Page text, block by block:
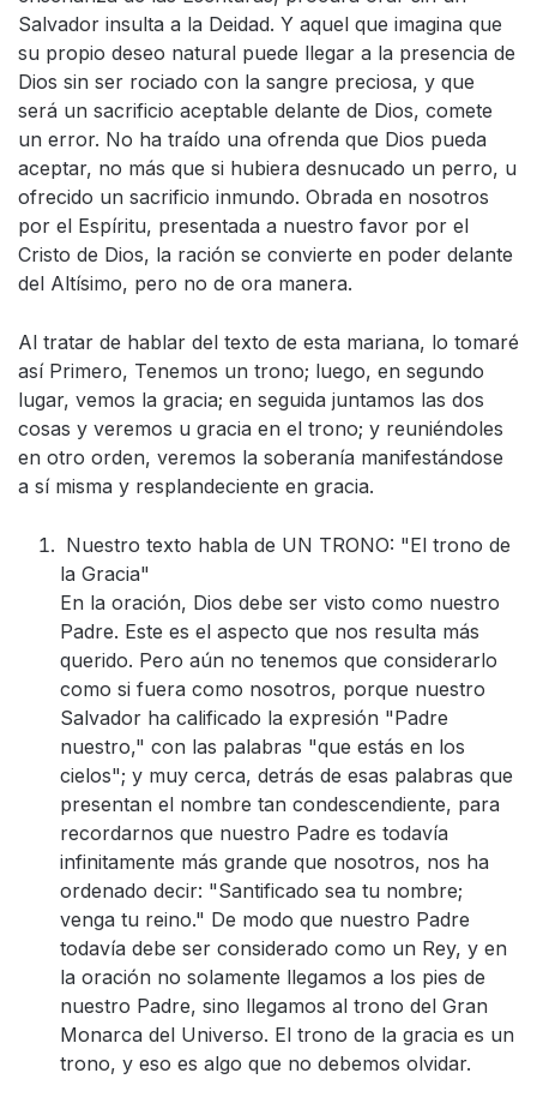
Salvador insulta a la Deidad. Y aquel que imagina que
su propio deseo natural puede llegar a la presencia de
Dios sin ser rociado con la sangre preciosa, y que
será un sacrificio aceptable delante de Dios, comete
un error. No ha traído una ofrenda que Dios pueda
aceptar, no más que si hubiera desnucado un perro, u
ofrecido un sacrificio inmundo. Obrada en nosotros
por el Espíritu, presentada a nuestro favor por el
Cristo de Dios, la ración se convierte en poder delante
del Altísimo, pero no de ora manera.
Al tratar de hablar del texto de esta mariana, lo tomaré
así Primero, Tenemos un trono; luego, en segundo
lugar, vemos la gracia; en seguida juntamos las dos
cosas y veremos u gracia en el trono; y reuniéndoles
en otro orden, veremos la soberanía manifestándose
a sí misma y resplandeciente en gracia.
Nuestro texto habla de UN TRONO: "El trono de
la Gracia"
En la oración, Dios debe ser visto como nuestro
Padre. Este es el aspecto que nos resulta más
querido. Pero aún no tenemos que considerarlo
como si fuera como nosotros, porque nuestro
Salvador ha calificado la expresión "Padre
nuestro," con las palabras "que estás en los
cielos"; y muy cerca, detrás de esas palabras que
presentan el nombre tan condescendiente, para
recordarnos que nuestro Padre es todavía
infinitamente más grande que nosotros, nos ha
ordenado decir: "Santificado sea tu nombre;
venga tu reino." De modo que nuestro Padre
todavía debe ser considerado como un Rey, y en
la oración no solamente llegamos a los pies de
nuestro Padre, sino llegamos al trono del Gran
Monarca del Universo. El trono de la gracia es un
trono, y eso es algo que no debemos olvidar.